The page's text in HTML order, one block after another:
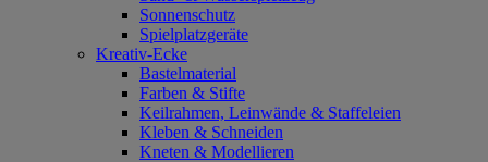
Sonnenschutz
Spielplatzgeräte
Kreativ-Ecke
Bastelmaterial
Farben & Stifte
Keilrahmen, Leinwände & Staffeleien
Kleben & Schneiden
Kneten & Modellieren